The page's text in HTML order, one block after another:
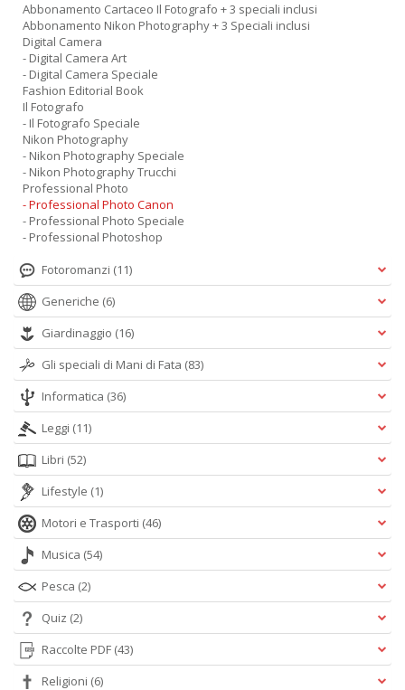
Abbonamento Cartaceo Il Fotografo + 3 speciali inclusi
Abbonamento Nikon Photography + 3 Speciali inclusi
Digital Camera
- Digital Camera Art
- Digital Camera Speciale
Fashion Editorial Book
Il Fotografo
- Il Fotografo Speciale
Nikon Photography
- Nikon Photography Speciale
- Nikon Photography Trucchi
Professional Photo
- Professional Photo Canon
- Professional Photo Speciale
- Professional Photoshop
Fotoromanzi (11)
Generiche (6)
Giardinaggio (16)
Gli speciali di Mani di Fata (83)
Informatica (36)
Leggi (11)
Libri (52)
Lifestyle (1)
Motori e Trasporti (46)
Musica (54)
Pesca (2)
Quiz (2)
Raccolte PDF (43)
Religioni (6)